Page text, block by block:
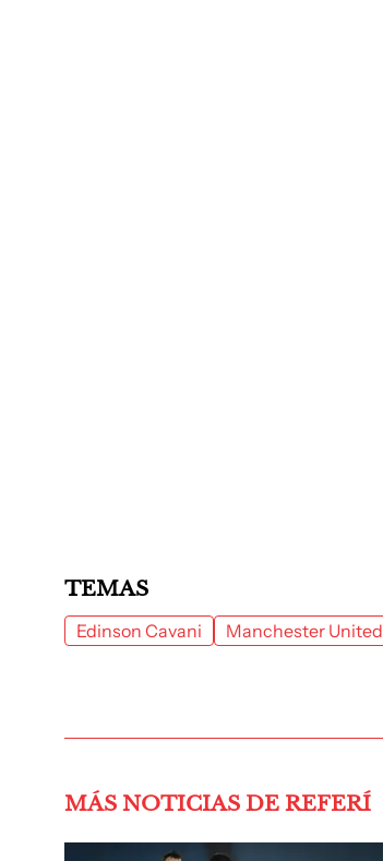
TEMAS
Edinson Cavani Manchester United
MÁS NOTICIAS DE REFERÍ